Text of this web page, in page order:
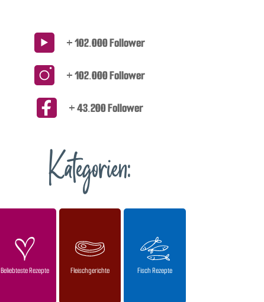
+ 102.000 Follower
+ 102.000 Follower
+ 43.200 Follower
Kategorien:
Beliebteste Rezepte Fleischgerichte Fisch Rezepte